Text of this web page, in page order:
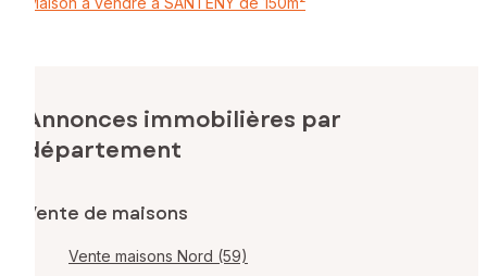
Annonces immobilières par
département
Vente de maisons
Vente maisons Nord (59)